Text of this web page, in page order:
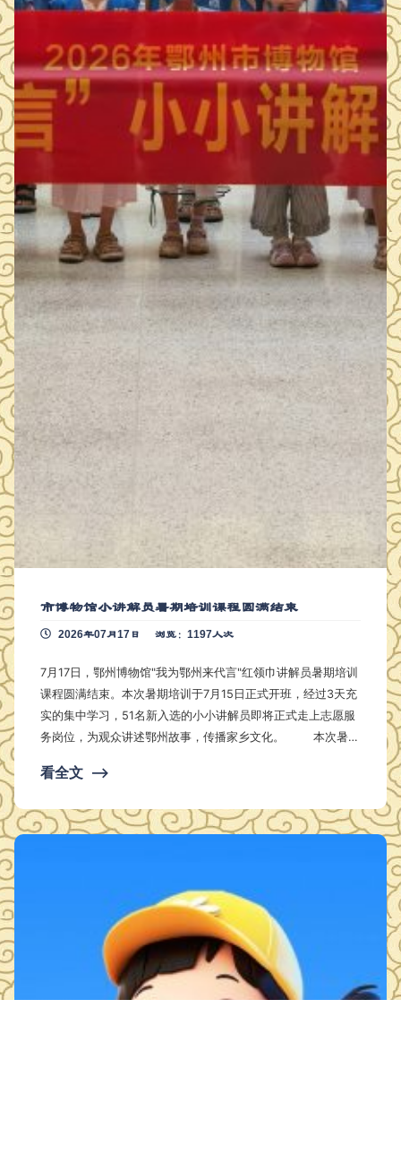
市博物馆小讲解员暑期培训课程圆满结束
2026年07月17日 浏览：1197人次
7月17日，鄂州博物馆"我为鄂州来代言"红领巾讲解员暑期培训
课程圆满结束。本次暑期培训于7月15日正式开班，经过3天充
实的集中学习，51名新入选的小小讲解员即将正式走上志愿服
务岗位，为观众讲述鄂州故事，传播家乡文化。 本次暑期
"的目标，精心设置了多个教学模块。虽然小志愿者人均年龄不
讲解词的紧张生涩，到最后一天考核时的从容自信，短短三天
看全文 ⟶